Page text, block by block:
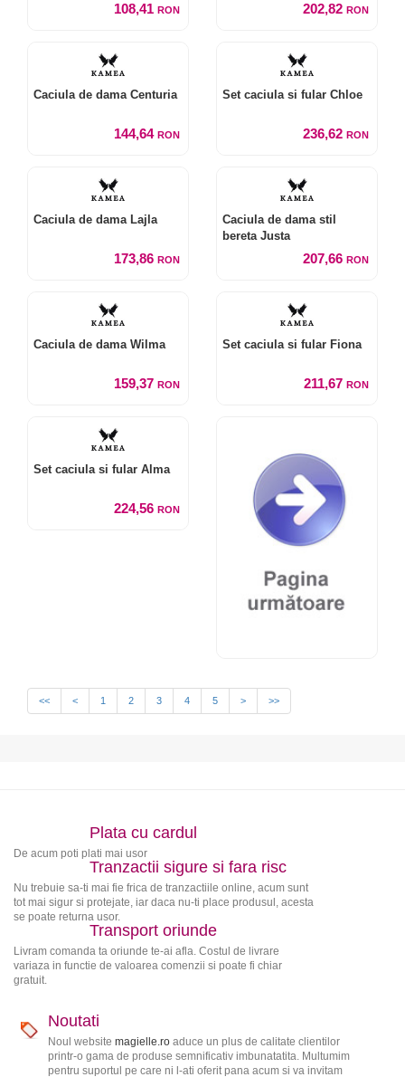
108,41 RON 202,82 RON
Caciula de dama Centuria
144,64 RON
Set caciula si fular Chloe
236,62 RON
Caciula de dama Lajla
173,86 RON
Caciula de dama stil
bereta Justa
207,66 RON
Caciula de dama Wilma
159,37 RON
Set caciula si fular Fiona
211,67 RON
Set caciula si fular Alma
224,56 RON
<< < 1 2 3 4 5 > >>
Plata cu cardul
De acum poti plati mai usor
Tranzactii sigure si fara risc
Nu trebuie sa-ti mai fie frica de tranzactiile online, acum sunt
tot mai sigur si protejate, iar daca nu-ti place produsul, acesta
se poate returna usor.
Transport oriunde
Livram comanda ta oriunde te-ai afla. Costul de livrare
variaza in functie de valoarea comenzii si poate fi chiar
gratuit.
Noutati
Noul website magielle.roaduce un plus de calitate clientilor
printr-o gama de produse semnificativ imbunatatita. Multumim
pentru suportul pe care ni l-ati oferit pana acum si va invitam